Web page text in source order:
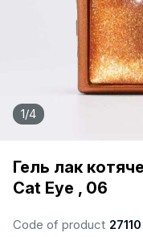
1/4
Гель лак
Cat Eye , 06
Code of product 27110